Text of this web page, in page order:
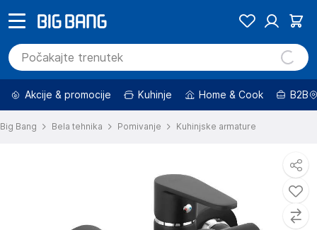
Akcije & promocije Kuhinje Home & Cook B2B
Big Bang Bela tehnika Pomivanje Kuhinjske armature